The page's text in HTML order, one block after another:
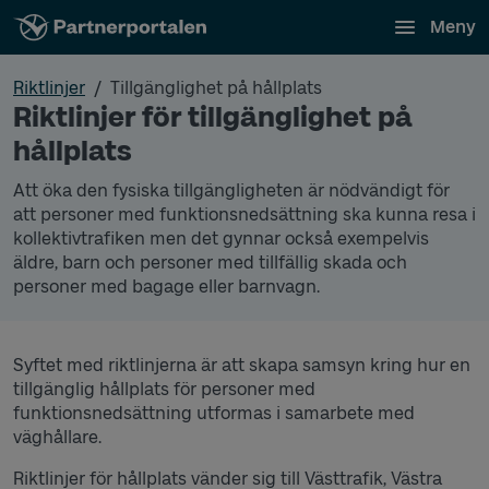
Meny
Riktlinjer Tillgänglighet på hållplats
Riktlinjer för tillgänglighet på
hållplats
Att öka den fysiska tillgängligheten är nödvändigt för
att personer med funktionsnedsättning ska kunna resa i
kollektivtrafiken men det gynnar också exempelvis
äldre, barn och personer med tillfällig skada och
personer med bagage eller barnvagn.
Syftet med riktlinjerna är att skapa samsyn kring hur en
tillgänglig hållplats för personer med
funktionsnedsättning utformas i samarbete med
väghållare.
Riktlinjer för hållplats vänder sig till Västtrafik, Västra